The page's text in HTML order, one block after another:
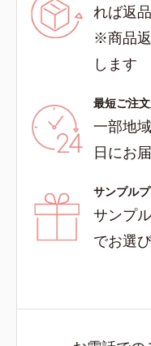
れば返
※商品
します
最短ご注
一部地
日にお
サンプル
サンプ
でお選